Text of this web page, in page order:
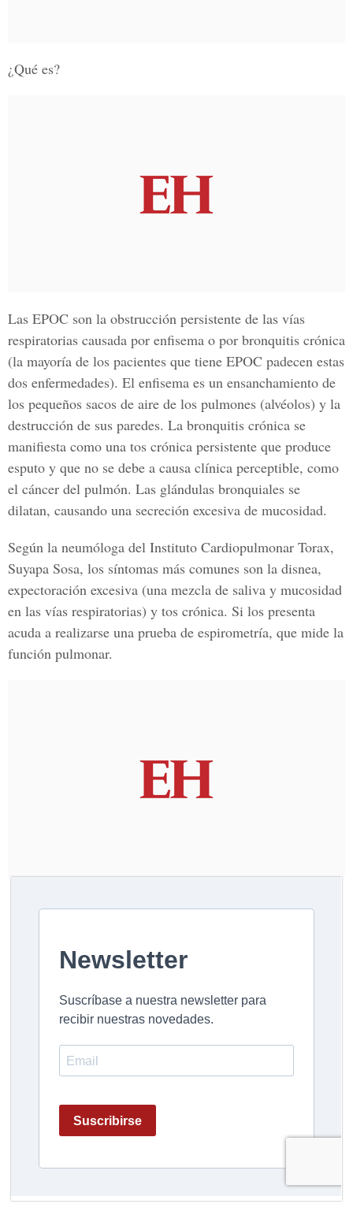
¿Qué es?
Las EPOC son la obstrucción persistente de las vías
respiratorias causada por enfisema o por bronquitis crónica
(la mayoría de los pacientes que tiene EPOC padecen estas
dos enfermedades). El enfisema es un ensanchamiento de
los pequeños sacos de aire de los pulmones (alvéolos) y la
destrucción de sus paredes. La bronquitis crónica se
manifiesta como una tos crónica persistente que produce
esputo y que no se debe a causa clínica perceptible, como
el cáncer del pulmón. Las glándulas bronquiales se
dilatan, causando una secreción excesiva de mucosidad.
Según la neumóloga del Instituto Cardiopulmonar Torax,
Suyapa Sosa, los síntomas más comunes son la disnea,
expectoración excesiva (una mezcla de saliva y mucosidad
en las vías respiratorias) y tos crónica. Si los presenta
acuda a realizarse una prueba de espirometría, que mide la
función pulmonar.